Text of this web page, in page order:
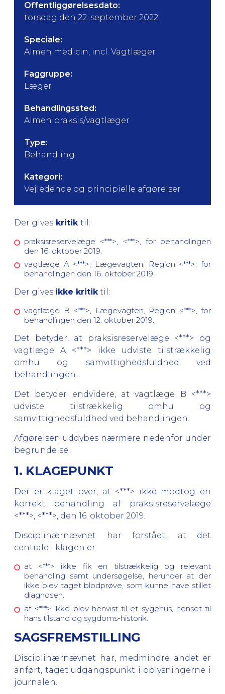
Offentliggørelsesdato:
torsdag den 22. september 2022
Speciale:
Almen medicin, incl. Vagtlæger
Faggruppe:
Læger
Behandlingssted:
Almen praksis/vagtlæger
Type:
Behandling
Kategori:
Vejledende og principielle afgørelser
Der gives kritik til:
praksisreservelæge <***>, <***>, for behandlingen
den 16. oktober 2019.
vagtlæge A <***>, Lægevagten, Region <***>, for
behandlingen den 16. oktober 2019.
Der gives ikke kritiktil:
vagtlæge B <***>, Lægevagten, Region <***>, for
behandlingen den 12. oktober 2019.
Det betyder, at praksisreservelæge <***> og
vagtlæge A <***> ikke udviste tilstrækkelig
omhu og samvittighedsfuldhed ved
behandlingen.
Det betyder endvidere, at vagtlæge B <***>
udviste tilstrækkelig omhu og
samvittighedsfuldhed ved behandlingen.
Afgørelsen uddybes nærmere nedenfor under
begrundelse.
1. KLAGEPUNKT
Der er klaget over, at <***> ikke modtog en
korrekt behandling af praksisreservelæge
<***>, <***>, den 16. oktober 2019.
Disciplinærnævnet har forstået, at det
centrale i klagen er:
at <***> ikke fik en tilstrækkelig og relevant
behandling samt undersøgelse, herunder at der
ikke blev taget blodprøve, som kunne have stillet
diagnosen.
at <***> ikke blev henvist til et sygehus, henset til
hans tilstand og sygdoms-historik.
SAGSFREMSTILLING
Disciplinærnævnet har, medmindre andet er
anført, taget udgangspunkt i oplysningerne i
journalen.